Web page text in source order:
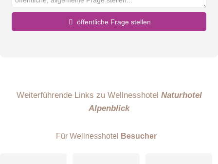
öffentliche Frage stellen
Weiterführende Links zu Wellnesshotel Naturhotel
Alpenblick
Für Wellnesshotel Besucher